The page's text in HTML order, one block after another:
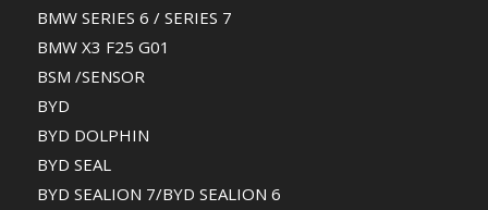
BMW SERIES 6 / SERIES 7
BMW X3 F25 G01
BSM /SENSOR
BYD
BYD DOLPHIN
BYD SEAL
BYD SEALION 7/BYD SEALION 6